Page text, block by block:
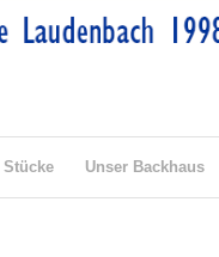
Stücke Unser Backhaus